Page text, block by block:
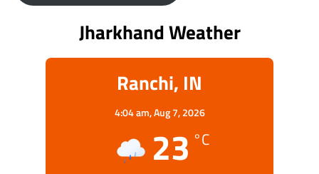
Jharkhand Weather
Ranchi, IN
4:04 am,Aug 7, 2026
23 °C